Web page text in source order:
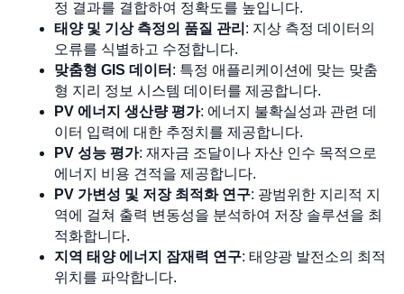
정 결과를 결합하여 정확도를 높입니다.
태양 및 기상 측정의 품질 관리 : 지상 측정 데이터의
오류를 식별하고 수정합니다.
맞춤형 GIS 데이터 : 특정 애플리케이션에 맞는 맞춤
형 지리 정보 시스템 데이터를 제공합니다.
PV 에너지 생산량 평가: 에너지 불확실성과 관련 데
이터 입력에 대한 추정치를 제공합니다.
PV 성능 평가: 재자금 조달이나 자산 인수 목적으로
에너지 비용 견적을 제공합니다.
PV 가변성 및 저장 최적화 연구: 광범위한 지리적 지
역에 걸쳐 출력 변동성을 분석하여 저장 솔루션을 최
적화합니다.
지역 태양 에너지 잠재력 연구: 태양광 발전소의 최적
위치를 파악합니다.